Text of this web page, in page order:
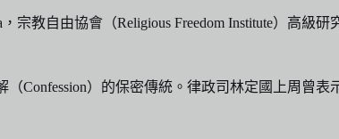
宗教自由協會（Religious Freedom Institute）高級
Confession）的保密傳統。律政司林定國上周曾